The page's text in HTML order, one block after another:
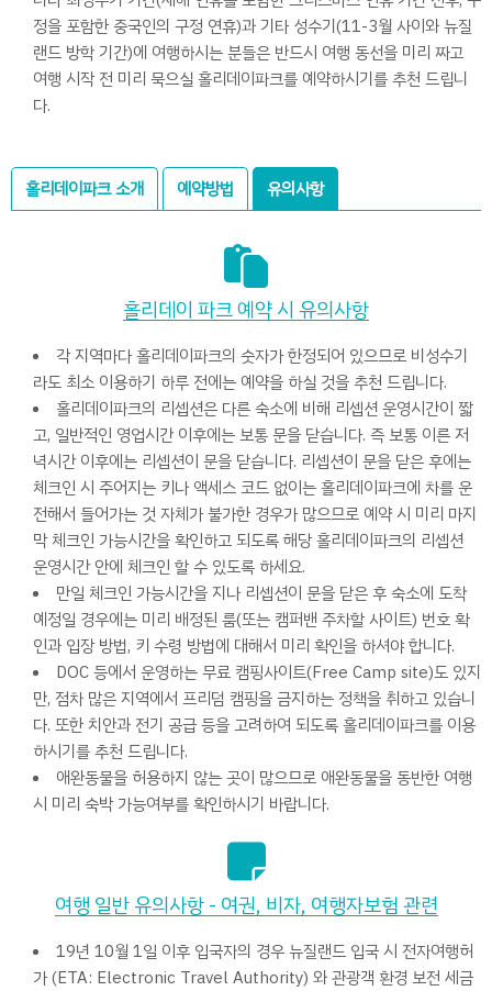
정을 포함한 중국인의 구정 연휴)과 기타 성수기(11-3월 사이와 뉴질
랜드 방학 기간)에 여행하시는 분들은 반드시 여행 동선을 미리 짜고
여행 시작 전 미리 묵으실 홀리데이파크를 예약하시기를 추천 드립니
다.
홀리데이파크 소개 예약방법 유의사항
홀리데이 파크 예약 시 유의사항
각 지역마다 홀리데이파크의 숫자가 한정되어 있으므로 비성수기
라도 최소 이용하기 하루 전에는 예약을 하실 것을 추천 드립니다.
홀리데이파크의 리셉션은 다른 숙소에 비해 리셉션 운영시간이 짧
고, 일반적인 영업시간 이후에는 보통 문을 닫습니다. 즉 보통 이른 저
녁시간 이후에는 리셉션이 문을 닫습니다. 리셉션이 문을 닫은 후에는
체크인 시 주어지는 키나 액세스 코드 없이는 홀리데이파크에 차를 운
전해서 들어가는 것 자체가 불가한 경우가 많으므로 예약 시 미리 마지
막 체크인 가능시간을 확인하고 되도록 해당 홀리데이파크의 리셉션
운영시간 안에 체크인 할 수 있도록 하세요.
만일 체크인 가능시간을 지나 리셉션이 문을 닫은 후 숙소에 도착
예정일 경우에는 미리 배정된 룸(또는 캠퍼밴 주차할 사이트) 번호 확
인과 입장 방법, 키 수령 방법에 대해서 미리 확인을 하셔야 합니다.
DOC 등에서 운영하는 무료 캠핑사이트(Free Camp site)도 있지
만, 점차 많은 지역에서 프리덤 캠핑을 금지하는 정책을 취하고 있습니
다. 또한 치안과 전기 공급 등을 고려하여 되도록 홀리데이파크를 이용
하시기를 추천 드립니다.
애완동물을 허용하지 않는 곳이 많으므로 애완동물을 동반한 여행
시 미리 숙박 가능여부를 확인하시기 바랍니다.
여행 일반 유의사항 - 여권, 비자, 여행자보험 관련
19년 10월 1일 이후 입국자의 경우 뉴질랜드 입국 시 전자여행허
가 (ETA: Electronic Travel Authority) 와 관광객 환경 보전 세금